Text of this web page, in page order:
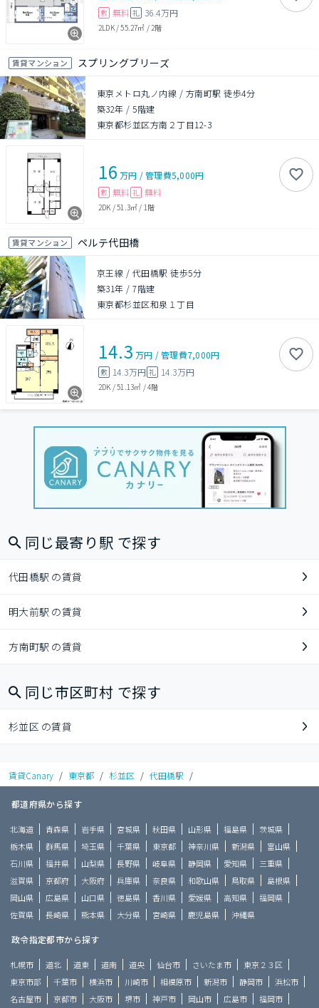
敷 無料 礼 36.4万円
2LDK/55.27㎡ / 2階
賃貸マンション スプリングブリーズ
東京メトロ丸ノ内線 / 方南町駅 徒歩4分
築32年 /5階建
東京都杉並区方南２丁目12-3
16 万円 /管理費5,000円
敷 無料 礼 無料
2DK /51.3㎡ / 1階
賃貸マンション ペルテ代田橋
京王線 / 代田橋駅 徒歩5分
築31年 /7階建
東京都杉並区和泉１丁目
14.3 万円 /管理費7,000円
敷 14.3万円 礼 14.3万円
2DK /51.13㎡ /4階
同じ最寄り駅 で探す
代田橋駅 の賃貸
明大前駅 の賃貸
方南町駅 の賃貸
同じ市区町村 で探す
杉並区 の賃貸
賃貸Canary / 東京都 / 杉並区 / 代田橋駅 /
都道府県から探す
北海道 青森県 岩手県 宮城県 秋田県 山形県 福島県
茨城県
栃木県
群馬県 埼玉県 千葉県 東京都 神奈川県 新潟県
富山県
石川県
福井県 山梨県 長野県 岐阜県 静岡県 愛知県
三重県
滋賀県
京都府 大阪府 兵庫県 奈良県 和歌山県 鳥取県
島根県
岡山県
広島県 山口県 徳島県 香川県 愛媛県 高知県
福岡県
佐賀県
長崎県 熊本県 大分県 宮崎県 鹿児島県 沖縄県
政令指定都市から探す
札幌市 道北 道東 道南 道央 仙台市 さいたま市
東京２３区
東京市部
千葉市 横浜市 川崎市 相模原市 新潟市 静岡市
浜松市
名古屋市
京都市 大阪市 堺市 神戸市 岡山市 広島市 福岡市